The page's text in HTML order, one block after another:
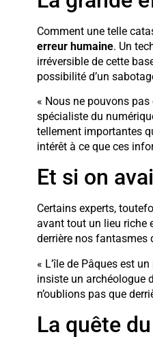
Comment une telle
erreur humaine. Un
irréversible de cette
possibilité d’un
« Nous ne pouvons
spécialiste du
tellement importantes
intérêt à ce que ces
Et si on
Certains experts,
avant tout un lieu riche
derrière nos fantasmes
« L’île de Pâques est
insiste un archéologue
n’oublions pas que
La quête